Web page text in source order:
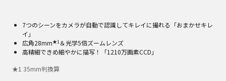
7つのシーンをカメラが自動で認識してキレイに撮れる「おまかせキレ
イ」
広角28mm★1 ＆光学5倍ズームレンズ
高精細できめ細やかに描写！「1210万画素CCD」
★1 35mm判換算